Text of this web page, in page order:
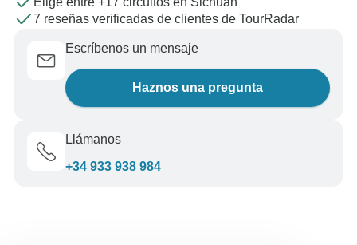
7 reseñas verificadas de clientes de TourRadar
Escríbenos un mensaje
Haznos una pregunta
Llámanos
+34 933 938 984